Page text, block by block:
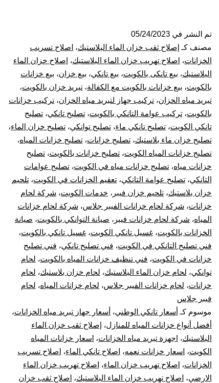
تم النشر في 05/24/2023
مصنف كـ إصلاح ثقب خزان الماء البلاستيك، اصلاح تسريب
الخزانات، اصلاح تهريب خزان الماء البلاستيك، اصلاح خزان الماء
البلاستيك، بيع تانكى بالكويت، بيع تانكي، بيع خزان، بيع خزانات
بالكويت، بيع خزانات بالكويت مع الكفالة، تبريد خزان بالكويت،
تبريد مياه الخزان، تركيب جهاز لتبريد مياه الخزان، تركيب خزانات
بالكويت، تركيب عوامة التانكي بالكويت، تصليح تانكي، تصليح
تانكي الكويت، تصليح تانكي ماء، تصليح توانكي، تصليح خزان الماء،
تصليح خزان ماء بلاستيك، تصليح خزانات، تصليح خزانات المياه،
تصليح خزانات المياه الكويت، تصليح خزانات بالكويت، تصليح
خزانات مياه، تصليح خزانات مياه في الكويت، تصليح عوامات
التانكي، تصليح عوامة التانكي، تعقيم الخزانات في الكويت، تلحيم
خزان بلاستيك، تلحيم خزان فيبر ، خدمات الكويت، شركة لحام
خزانات، شركة لحام خزانات الفيبر جلاس، شركة لحام خزانات
المياه، شركة لحام خزانات فيبر ، صيانة التوانكي بالكويت، صيانة
الخزانات بالكويت، غسيل تانكي الكويت، غسيل تانكي بالكويت،
فني تصليح التانكي في الكويت، فني تصليح تانكي، فني تصليح
خزانات في الكويت، فني تنظيف خزانات المياه بالكويت، لحام
توانكي، لحام خزان الماء البلاستيك، لحام خزان بلاستيك، لحام
خزانات، لحام خزانات الفيبر جلاس، لحام خزانات المياه، لحام
فيبر جلاس
موسوم كـ أسعار تانكي الوطني، أسعار جهاز تبريد مياه الخزانات،
أفضل أنواع خزانات المياه للمنازل، إصلاح ثقب خزان الماء
البلاستيك، اجهزة تبريد مياه الخزانات، اسعار خزانات المياه
الكويت، اسعار خزانات نعمه، اصلاح تانكي الماء، اصلاح تسريب
الخزانات، اصلاح تهريب خزان الماء، اصلاح تهريب خزان الماء
الارضي، اصلاح تهريب خزان الماء البلاستيك، اصلاح ثقب خزان